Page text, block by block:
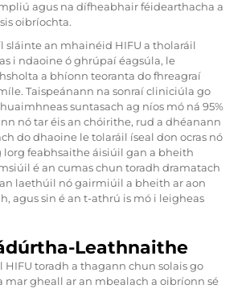
agus na dífheabhair féidearthacha a
oibríochta.
sláinte an mhainéid HIFU a tholaráil
i ndaoine ó ghrúpaí éagsúla, le
a bhíonn teoranta do fhreagraí
Taispeánann na sonraí cliniciúla go
suntasach ag níos mó ná 95%
nó tar éis an chóirithe, rud a dhéanann
do dhaoine le tolaráil íseal don ocras nó
lorg feabhsaithe áisiúil gan a bheith
é an cumas chun toradh dramatach
laethúil nó gairmiúil a bheith ar aon
agus sin é an t-athrú is mó i leigheas
Leathnaithe
toradh a thagann chun solais go
gheall ar an mbealach a oibríonn sé